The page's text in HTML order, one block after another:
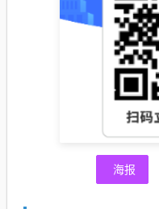
海报